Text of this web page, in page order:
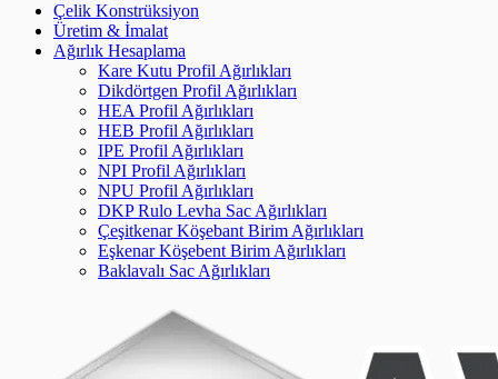
Çelik Konstrüksiyon
Üretim & İmalat
Ağırlık Hesaplama
Kare Kutu Profil Ağırlıkları
Dikdörtgen Profil Ağırlıkları
HEA Profil Ağırlıkları
HEB Profil Ağırlıkları
IPE Profil Ağırlıkları
NPI Profil Ağırlıkları
NPU Profil Ağırlıkları
DKP Rulo Levha Sac Ağırlıkları
Çeşitkenar Köşebant Birim Ağırlıkları
Eşkenar Köşebent Birim Ağırlıkları
Baklavalı Sac Ağırlıkları